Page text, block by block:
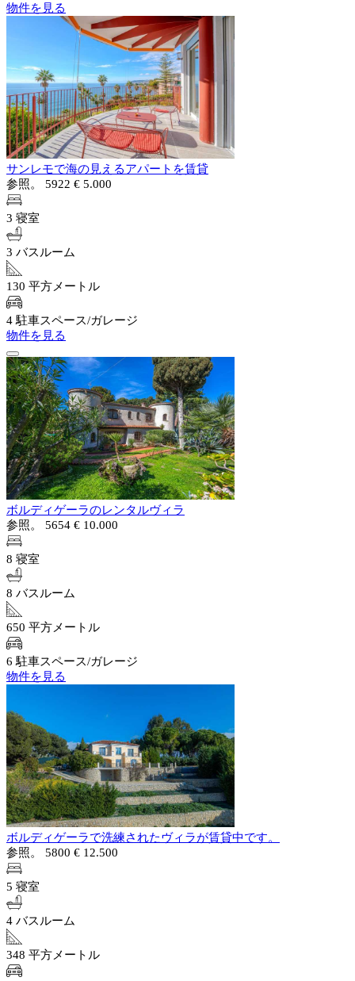
物件を見る
サンレモで海の見えるアパートを賃貸
参照。 5922 € 5.000
3 寝室
3 バスルーム
130 平方メートル
4 駐車スペース/ガレージ
物件を見る
ボルディゲーラのレンタルヴィラ
参照。 5654 € 10.000
8 寝室
8 バスルーム
650 平方メートル
6 駐車スペース/ガレージ
物件を見る
ボルディゲーラで洗練されたヴィラが賃貸中です。
参照。 5800 € 12.500
5 寝室
4 バスルーム
348 平方メートル